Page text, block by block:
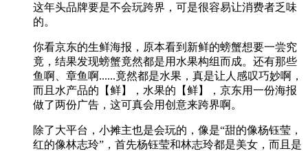
这年头品牌要是不会玩跨界，可是很容易让消费者乏味
的。
你看京东的生鲜海报，原本看到新鲜的螃蟹想要一尝究
竟，结果发现螃蟹竟然都是用水果构组而成。还有那些
鱼啊、章鱼啊......竟然都是水果，真是让人感叹巧妙啊，
而且水产品的【鲜】，水果的【鲜】，京东用一份海报
做了两份广告，这可真会用创意来跨界啊。
除了大平台，小摊主也是会玩的，像是“甜的像杨钰莹，
红的像林志玲”，首先杨钰莹和林志玲都是美女，而且是